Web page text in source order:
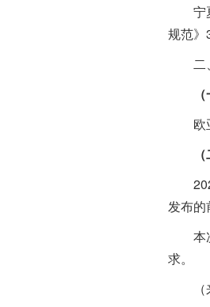
宁夏
规范》
二
欧亚
2025
发布的
本次
求。
（来